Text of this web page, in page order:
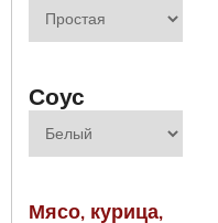
Соус
Мясо, курица,